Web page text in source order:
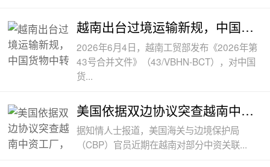
越南出台过境运输新规，中国货物中转通
2026年6月4日，越南工贸部发布《2026年第
43号合并文件》（43/VBHN-BCT），对中国
货...
美国依据双边协议突查越南中资工厂，三
据知情人士报道，美国海关与边境保护局
（CBP）官员近期在越南对部分中资关联...